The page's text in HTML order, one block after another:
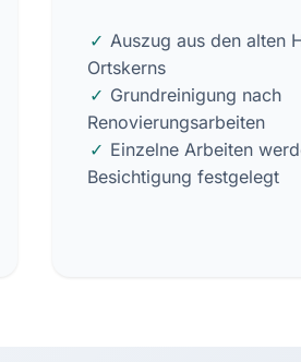
Auszug aus den alten
Ortskerns
Grundreinigung nach
Renovierungsarbeiten
Einzelne Arbeiten
Besichtigung festgelegt